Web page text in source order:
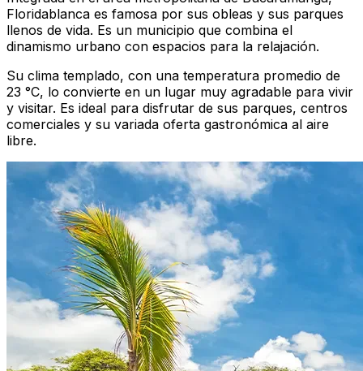
Floridablanca es famosa por sus obleas y sus parques
llenos de vida. Es un municipio que combina el
dinamismo urbano con espacios para la relajación.
Su clima templado, con una temperatura promedio de
23 °C, lo convierte en un lugar muy agradable para vivir
y visitar. Es ideal para disfrutar de sus parques, centros
comerciales y su variada oferta gastronómica al aire
libre.